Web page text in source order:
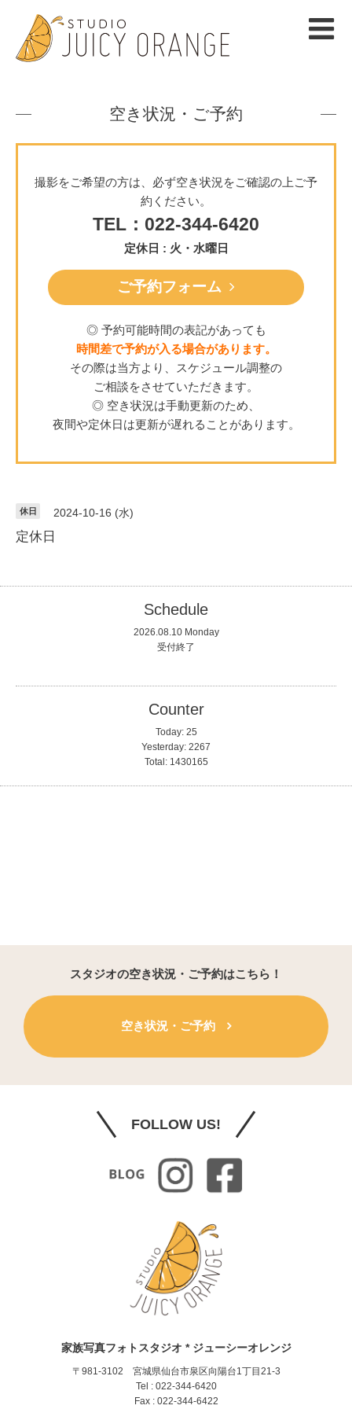
空き状況・ご予約
撮影をご希望の方は、必ず空き状況をご確認の上ご予
約ください。
TEL：022-344-6420
定休日 : 火・水曜日
ご予約フォーム
◎ 予約可能時間の表記があっても
時間差で予約が入る場合があります。
その際は当方より、スケジュール調整の
ご相談をさせていただきます。
◎ 空き状況は手動更新のため、
夜間や定休日は更新が遅れることがあります。
休日 2024-10-16 (水)
定休日
Schedule
2026.08.10 Monday
受付終了
Counter
Today: 25
Yesterday: 2267
Total: 1430165
スタジオの空き状況・ご予約はこちら！
空き状況・ご予約
FOLLOW US!
家族写真フォトスタジオ * ジューシーオレンジ
〒981-3102 宮城県仙台市泉区向陽台1丁目21-3
Tel : 022-344-6420
Fax : 022-344-6422